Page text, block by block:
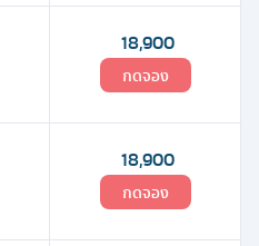
18,900
กดจอง
18,900
กดจอง